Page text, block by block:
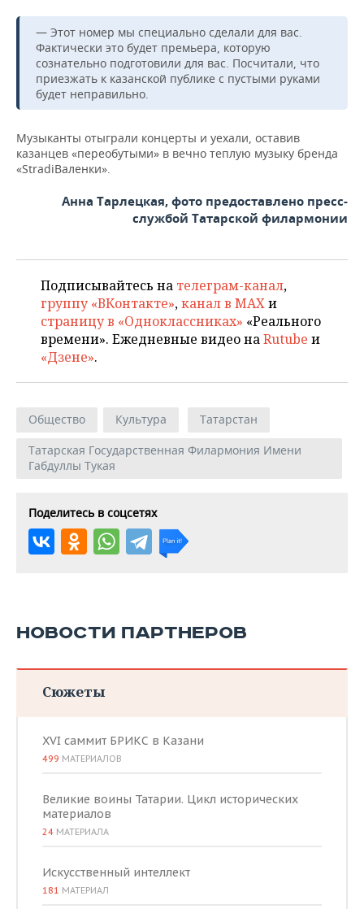
— Этот номер мы специально сделали для вас.
Фактически это будет премьера, которую
сознательно подготовили для вас. Посчитали, что
приезжать к казанской публике с пустыми руками
будет неправильно.
Музыканты отыграли концерты и уехали, оставив
казанцев «переобутыми» в вечно теплую музыку бренда
«StradiВаленки».
Анна Тарлецкая, фото предоставлено пресс-
службой Татарской филармонии
Подписывайтесь на телеграм-канал,
группу «ВКонтакте»,канал в MAXи
страницу в «Одноклассниках» «Реального
времени». Ежедневные видео наRutube и
«Дзене».
Общество Культура
Татарстан
Татарская Государственная Филармония Имени
Габдуллы Тукая
Поделитесь в соцсетях
НОВОСТИ ПАРТНЕРОВ
Сюжеты
XVI саммит БРИКС в Казани
499 МАТЕРИАЛОВ
Великие воины Татарии. Цикл исторических
материалов
24 МАТЕРИАЛА
Искусственный интеллект
181 МАТЕРИАЛ